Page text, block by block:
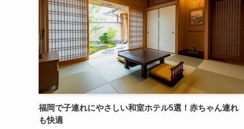
福岡で子連れにやさしい和室ホテル5選！赤ちゃん連れ
も快適